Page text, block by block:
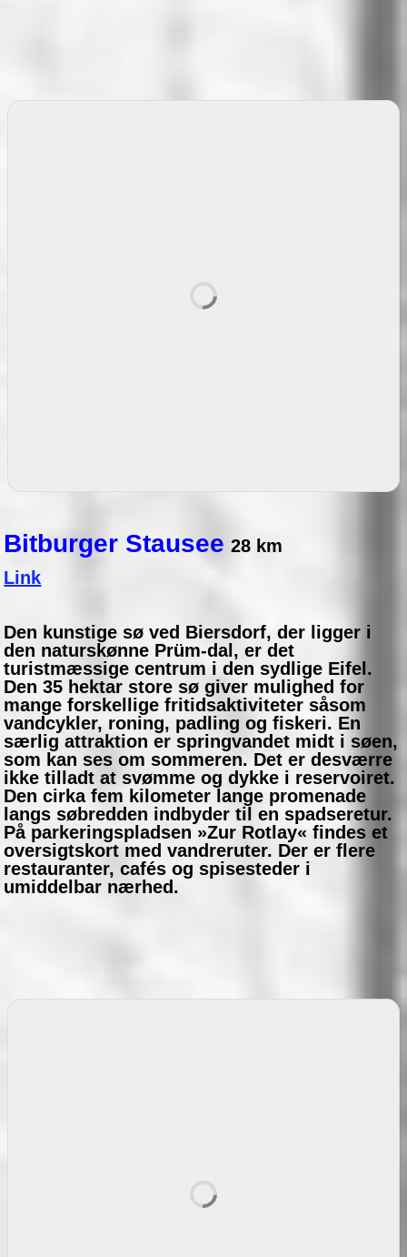
Bitburger Stausee 28 km
Link
Den kunstige sø ved Biersdorf, der ligger i
den naturskønne Prüm-dal, er det
turistmæssige centrum i den sydlige Eifel.
Den 35 hektar store sø giver mulighed for
mange forskellige fritidsaktiviteter såsom
vandcykler, roning, padling og fiskeri. En
særlig attraktion er springvandet midt i søen,
som kan ses om sommeren. Det er desværre
ikke tilladt at svømme og dykke i reservoiret.
Den cirka fem kilometer lange promenade
langs søbredden indbyder til en spadseretur.
På parkeringspladsen »Zur Rotlay« findes et
oversigtskort med vandreruter. Der er flere
restauranter, cafés og spisesteder i
umiddelbar nærhed.